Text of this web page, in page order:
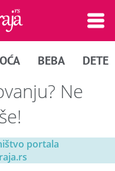
BEBA DETE
Ne
portala